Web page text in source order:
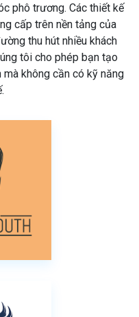
phô trương. Các thiết kế
cấp trên nền tảng của
thu hút nhiều khách
tôi cho phép bạn tạo
không cần có kỹ năng